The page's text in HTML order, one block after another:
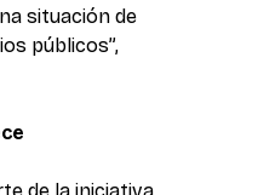
situación de
públicos”,
de la iniciativa